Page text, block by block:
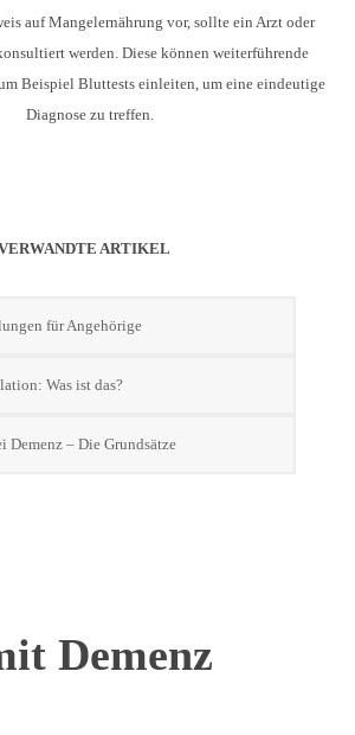
auf Mangelernährung vor, sollte ein Arzt oder
werden. Diese können weiterführende
Beispiel Bluttests einleiten, um eine eindeutige
Diagnose zu treffen.
ARTIKEL
für Angehörige
Was ist das?
Demenz – Die Grundsätze
Demenz